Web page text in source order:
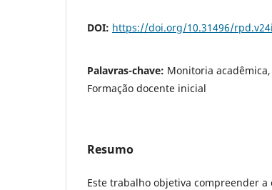
DOI: https://doi.org/10.31496/
Palavras-chave: Monitoria
Formação docente inicial
Resumo
Este trabalho objetiva compreender